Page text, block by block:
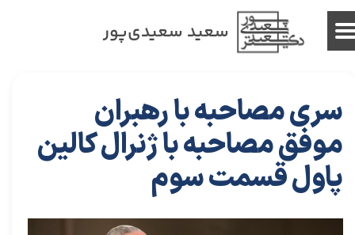
سعید سعیدی‌پور
سری مصاحبه با رهبران
موفق مصاحبه با ژنرال کالین
پاول قسمت سوم